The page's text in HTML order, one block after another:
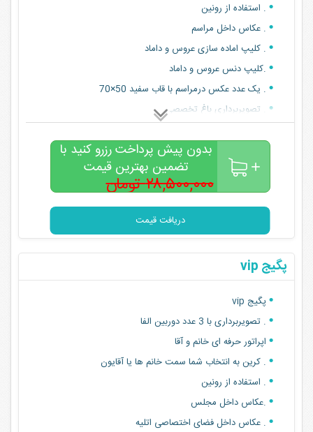
. استفاده از رونین
. عکاس داخل مراسم
. کلیپ اماده سازی عروس و داماد
.کلیپ دنس عروس و داماد
. یک عدد عکس درمراسم با قاب سفید 50×70
. تصویربرداری باغ تخصصی
.تصویر برداری هوایی(هلی شات) باغ تخصصی
قیمت اصلی:28000000
قیمت پکیج با تخفیف رزرو آنلاین:25800000
بدون پیش پرداخت رزرو کنید با
تضمین بهترین قیمت
۲۸,۵۰۰,۰۰۰ تومان
۲۵,۸۰۰,۰۰۰تومان
دریافت قیمت
پگیج vip
پگیج vip
. تصویربرداری با 3 عدد دوربین الفا
اپراتور حرفه ای خانم و آقا
. کرین به انتخاب شما سمت خانم ها یا آقایون
. استفاده از رونین
.عکاس داخل مجلس
. عکاس داخل فضای اختصاصی اتلیه